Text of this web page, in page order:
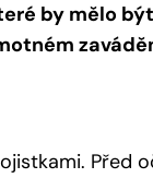
by mělo
Před